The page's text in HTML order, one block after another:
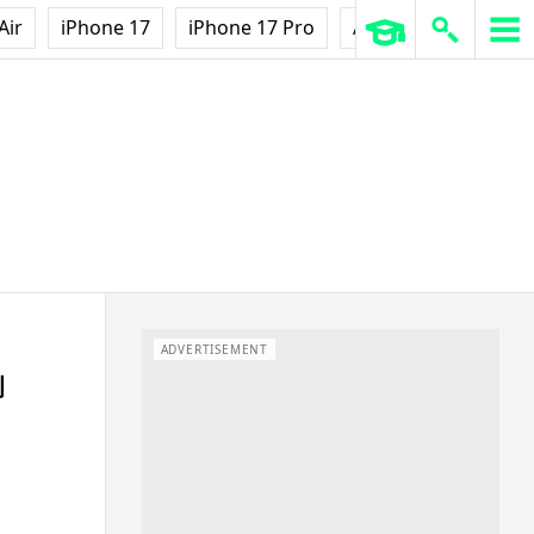
iPhone 17 iPhone 17 Pro AirPods Pro 3
ADVERTISEMENT